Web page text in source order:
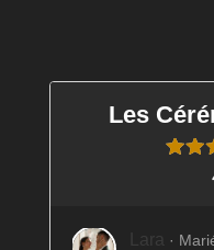
Les
Lara ·